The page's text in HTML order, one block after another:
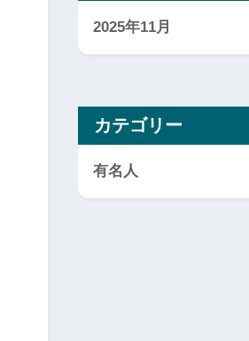
2025年11月
カテゴリー
有名人